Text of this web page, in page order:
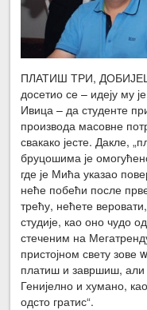
ПЛАТИШ ТРИ,
досетио се – идеју му
Ивица – да студенте
производа масовне
свакако јесте. Дакле,
бруцошима је
где је Мића указао
неће побећи после
трећу, нећете
студије, као оно чудо
стеченим на
пристојном свету
платиш и завршиш, али
Генијелно и хумано,
одсто гратис“.